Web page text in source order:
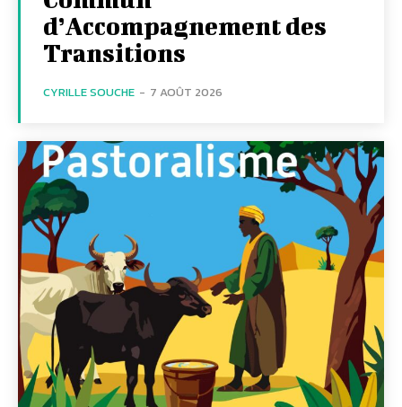
d’Accompagnement des
Transitions
CYRILLE SOUCHE - 7 AOÛT 2026